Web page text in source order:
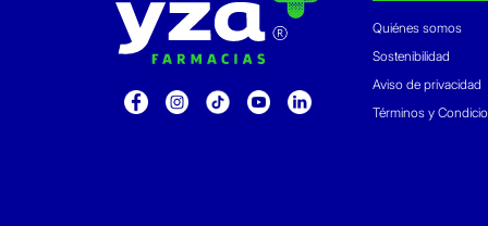
Quiénes somos
Sostenibilidad
Aviso de privacidad
Términos y